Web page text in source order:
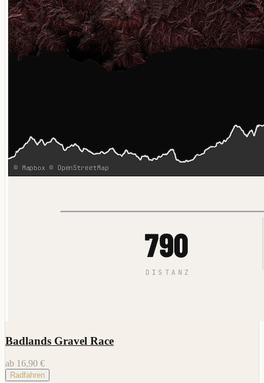
Badlands Gravel Race
ab 16,90 €
Radfahren